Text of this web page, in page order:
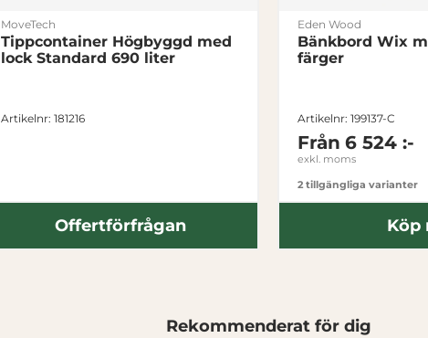
MoveTech
Tippcontainer Högbyggd med
lock Standard 690 liter
Artikelnr: 181216
Offertförfrågan
Eden Wood
Bänkbord Wix
färger
Artikelnr: 199137-C
Från 6 524 :-
exkl. moms
2 tillgängliga varianter
Köp
Rekommenderat för dig